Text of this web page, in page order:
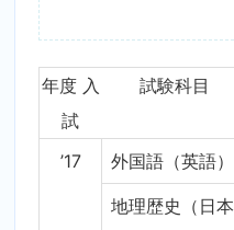
年度 入
試
試験科目
’17
外国語（英語）
地理歴史（日本